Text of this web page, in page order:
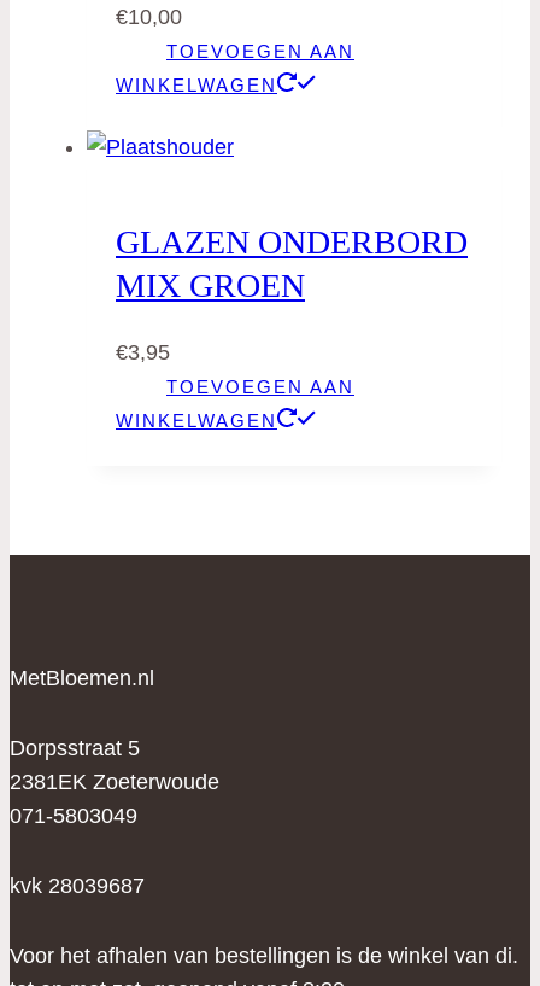
€10,00
TOEVOEGEN AAN
WINKELWAGEN
GLAZEN ONDERBORD
MIX GROEN
€3,95
TOEVOEGEN AAN
WINKELWAGEN
MetBloemen.nl
Dorpsstraat 5
2381EK Zoeterwoude
071-5803049
kvk 28039687
Voor het afhalen van bestellingen is de winkel van di.